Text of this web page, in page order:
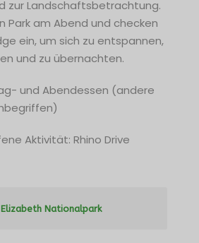
zur Landschaftsbetrachtung.
Park am Abend und checken
ein, um sich zu entspannen,
und zu übernachten.
und Abendessen (andere
Aktivität: Rhino Drive
Elizabeth Nationalpark